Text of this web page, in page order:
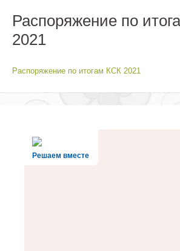
Распоряжение по
2021
Распоряжение по итогам КСК 2021
Решаем вместе